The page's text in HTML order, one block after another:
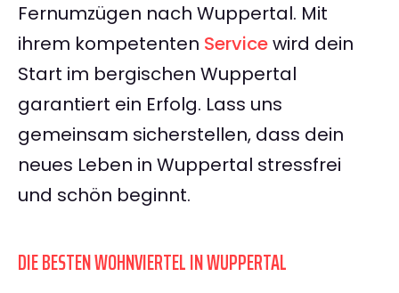
Fernumzügen nach Wuppertal. Mit
ihrem kompetenten Servicewird dein
Start im bergischen Wuppertal
garantiert ein Erfolg. Lass uns
gemeinsam sicherstellen, dass dein
neues Leben in Wuppertal stressfrei
und schön beginnt.
DIE BESTEN WOHNVIERTEL IN WUPPERTAL